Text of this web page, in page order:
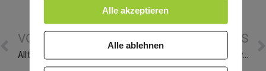
VORHERIGE NEWS NÄCHSTE NEWS
Das war die Rohrbacher Kerwe 2023
Alle akzeptieren
Alle ablehnen